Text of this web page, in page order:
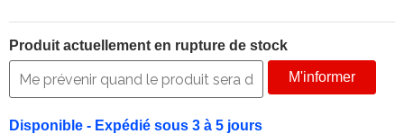
Produit actuellement en rupture de stock
M'informer
Disponible - Expédié sous 3 à 5 jours